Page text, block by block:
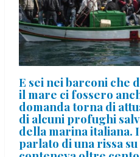
E sei nei barconi che
il mare ci fossero
domanda torna di
di alcuni profughi
della marina italiana.
parlato di una rissa